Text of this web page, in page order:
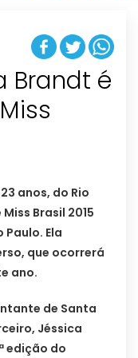
Brandt é
anos, do Rio
Brasil 2015
Ela
que ocorrerá
ano.
de Santa
Jéssica
edição do